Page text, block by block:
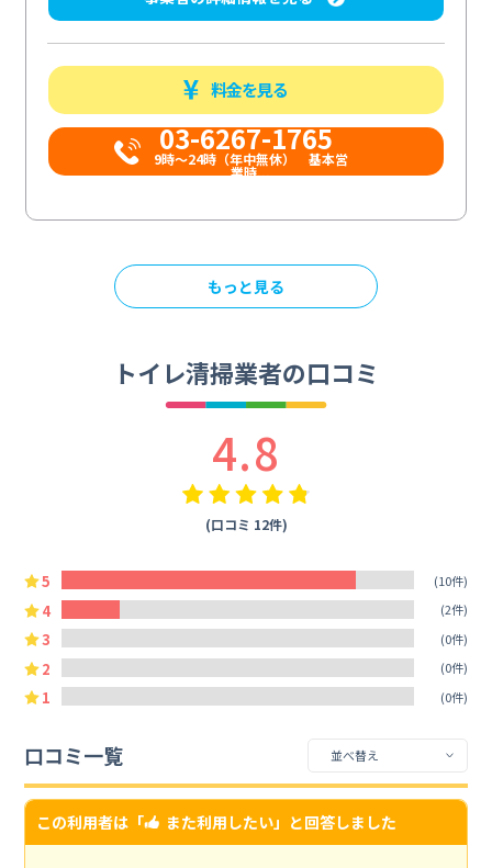
料金を見る
03-6267-1765
9時〜24時（年中無休） 基本営
業時...
もっと見る
トイレ清掃業者の口コミ
4.8
(口コミ 12件)
5 (10件)
4 (2件)
3 (0件)
2 (0件)
1 (0件)
口コミ一覧
この利用者は「 また利用したい」と回答しました